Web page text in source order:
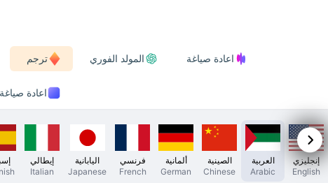
اعادة صياغة المولد الفوري ترجم
اعادة صياغة API
إنجليزي
English
العربية
Arabic
الصينية
Chinese
ألمانية
German
فرنسي
French
اليابانية
Japanese
إيطالي
Italian